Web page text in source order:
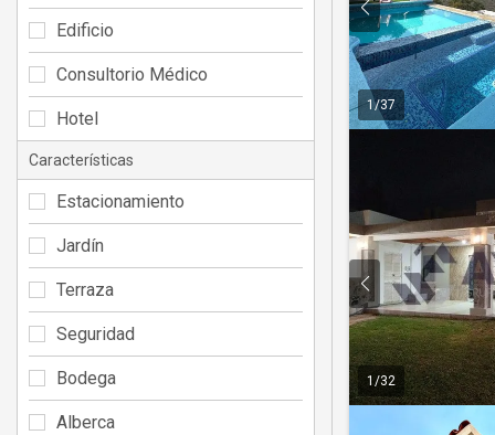
1 /37
1 /32
Edificio
Consultorio Médico
Hotel
Características
Estacionamiento
Jardín
Terraza
Seguridad
Bodega
Alberca